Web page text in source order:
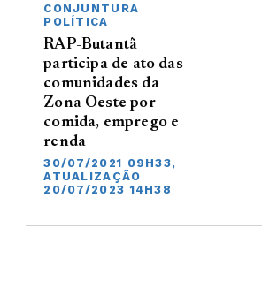
CONJUNTURA
POLÍTICA
RAP-Butantã
participa de ato das
comunidades da
Zona Oeste por
comida, emprego e
renda
30/07/2021 09H33,
ATUALIZAÇÃO
20/07/2023 14H38